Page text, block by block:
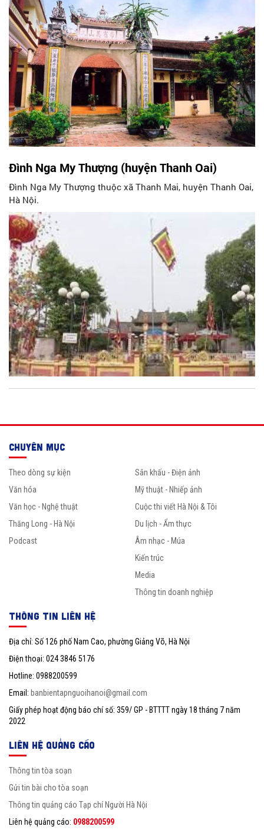
Đình Nga My Thượng (huyện Thanh Oai)
Đình Nga My Thượng thuộc xã Thanh Mai, huyện Thanh Oai,
Hà Nội.
CHUYÊN MỤC
Theo dòng sự kiện
Văn hóa
Văn học - Nghệ thuật
Thăng Long - Hà Nội
Podcast
Sân khấu - Điện ảnh
Mỹ thuật - Nhiếp ảnh
Cuộc thi viết Hà Nội & Tôi
Du lịch - Ẩm thực
Âm nhạc - Múa
Kiến trúc
Media
Thông tin doanh nghiệp
THÔNG TIN LIÊN HỆ
Địa chỉ: Số 126 phố Nam Cao, phường Giảng Võ, Hà Nội
Điện thoại: 024 3846 5176
Hotline: 0988200599
Email: banbientapnguoihanoi@gmail.com
Giấy phép hoạt động báo chí số: 359/ GP - BTTTT ngày 18 tháng 7 năm
2022
LIÊN HỆ QUẢNG CÁO
Thông tin tòa soạn
Gửi tin bài cho tòa soạn
Thông tin quảng cáo Tạp chí Người Hà Nội
Liên hệ quảng cáo: 0988200599